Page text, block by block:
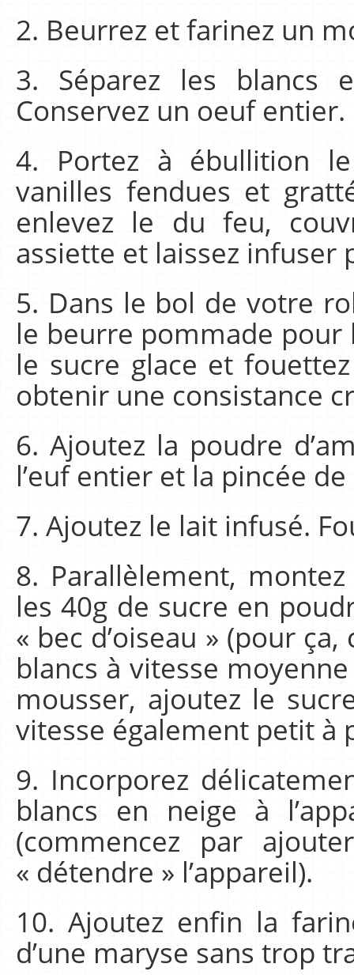
2. Beurrez et farinez un
3. Séparez les blancs
Conservez un oeuf entier.
4. Portez à ébullition
vanilles fendues et
enlevez le du feu,
assiette et laissez infuser
5. Dans le bol de votre
le beurre pommade
le sucre glace et
obtenir une consistance
6. Ajoutez la poudre
l’euf entier et la pincée
7. Ajoutez le lait infusé.
8. Parallèlement,
les 40g de sucre en
« bec d’oiseau » (pour
blancs à vitesse
mousser, ajoutez le
vitesse également petit à
9. Incorporez
blancs en neige à
(commencez par
« détendre » l’appareil).
10. Ajoutez enfin la
d’une maryse sans trop